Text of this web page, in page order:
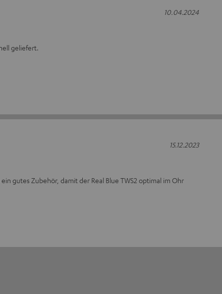
geliefert.
10.04.2024
gutes Zubehör, damit der Real Blue TWS2 optimal im Ohr
15.12.2023